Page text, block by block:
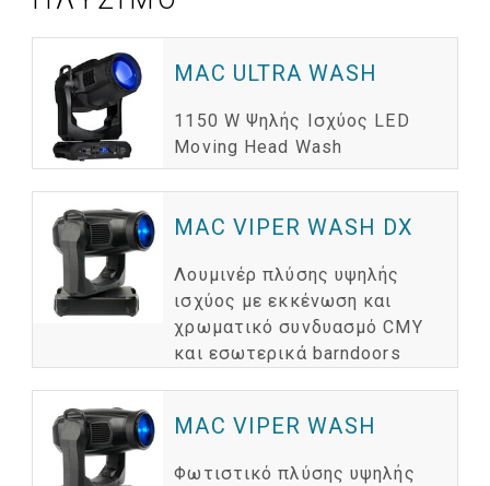
MAC ULTRA WASH
1150 W Ψηλής Ισχύος LED
Moving Head Wash
MAC VIPER WASH DX
Λουμινέρ πλύσης υψηλής
ισχύος με εκκένωση και
χρωματικό συνδυασμό CMY
και εσωτερικά barndoors
MAC VIPER WASH
Φωτιστικό πλύσης υψηλής